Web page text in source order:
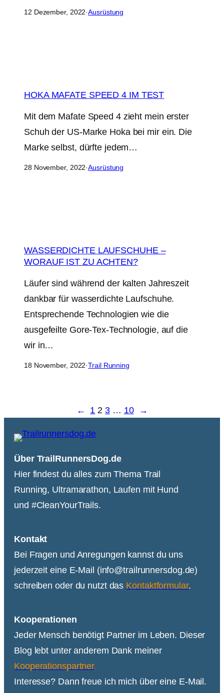
12 Dezember, 2022·Ausrüstung
HOKA MAFATE SPEED 4 IM TEST
Mit dem Mafate Speed 4 zieht mein erster
Schuh der US-Marke Hoka bei mir ein. Die
Marke selbst, dürfte jedem…
28 November, 2022·Ausrüstung
WASSERDICHTE LAUFSCHUHE –
WORAUF IST ZU ACHTEN?
Läufer sind während der kalten Jahreszeit
dankbar für wasserdichte Laufschuhe.
Entsprechende Technologien wie die
ausgefeilte Gore-Tex-Technologie, auf die
wir in…
18 November, 2022·Trail Running
← 1 2 3 … 10 →
Über TrailRunnersDog.de
Hier findest du alles zum Thema Trail
Running, Ultramarathon, Laufen mit Hund
und #CleanYourTrails.
Kontakt
Bei Fragen und Anregungen kannst du uns
jederzeit eine E-Mail (info@trailrunnersdog.de)
schreiben oder du nutzt das Kontaktformular.
Kooperationen
Jeder Mensch benötigt Partner im Leben. Dieser
Blog lebt unter anderem Dank meiner
Kooperationspartner.
Interesse? Dann freue ich mich über eine E-Mail.